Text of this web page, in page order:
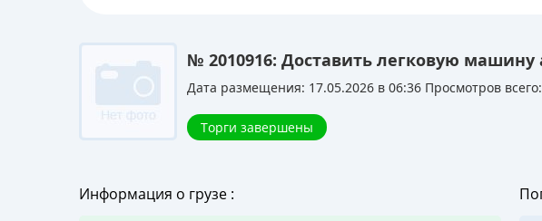
как все условия
покрыты. Вы
рейс.
№ 2010916: Доставить легковую машину
Дата размещения: 17.05.2026 в 06:36 Просмотров
Торги завершены
Информация о грузе :